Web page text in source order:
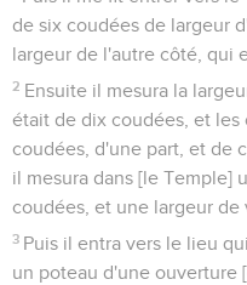
de six coudées de largeur
largeur de l'autre côté, qui
2 Ensuite il mesura la
était de dix coudées, et
coudées, d'une part, et de
il mesura dans [le Temple]
coudées, et une largeur de
3 Puis il entra vers le lieu
un poteau d'une ouverture